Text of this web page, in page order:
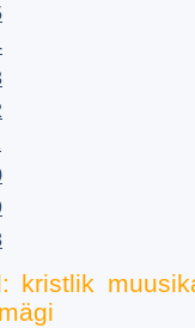
kristlik